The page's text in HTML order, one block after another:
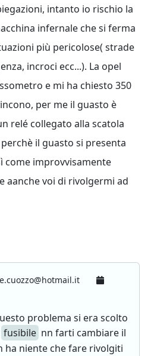
intanto io rischio la
infernale che si ferma
più pericolose( strade
incroci ecc...). La opel
e mi ha chiesto 350
per me il guasto è
relé collegato alla scatola
il guasto si presenta
come improvvisamente
aanche voi di rivolgermi ad
problema si era scolto
fusibile nn farti cambiare il
ha niente che fare rivolgiti